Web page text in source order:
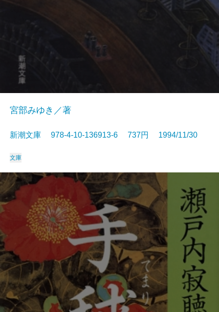
宮部みゆき／著
新潮文庫 978-4-10-136913-6 737円 1994/11/30
文庫